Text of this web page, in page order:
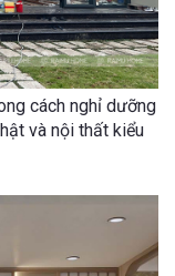
cách nghỉ dưỡng
và nội thất kiểu